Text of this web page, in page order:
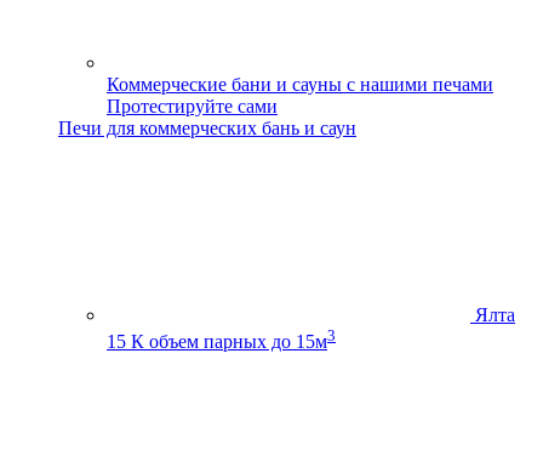
Коммерческие бани и сауны с нашими печами
Протестируйте сами
Печи для коммерческих бань и саун
Ялта
15 К объем парных до 15м3